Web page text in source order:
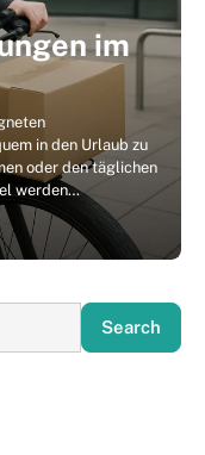
im
in den Urlaub zu
oder den täglichen
werden…
Search